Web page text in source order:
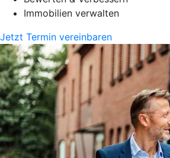
Immobilien verwalten
Jetzt Termin vereinbaren